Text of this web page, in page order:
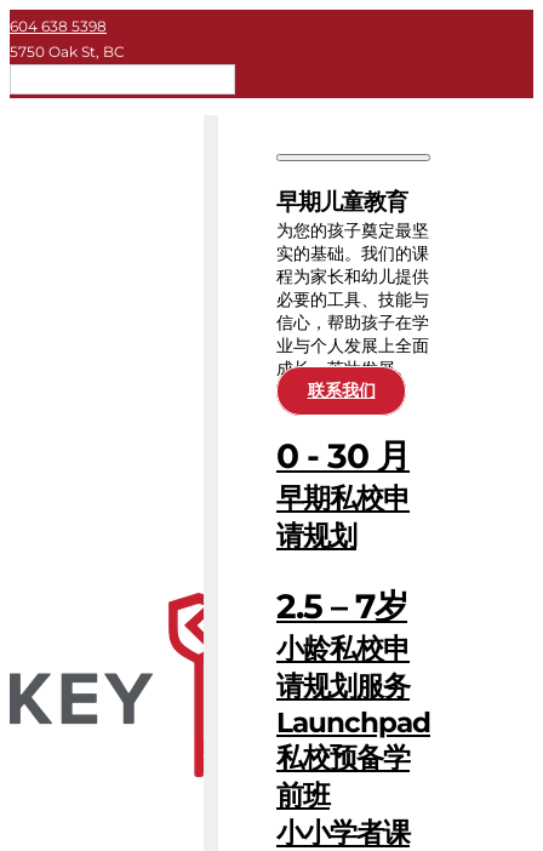
604 638 5398
5750 Oak St, BC
私立学校
大学
关于KEY
教育资源
早期儿童教育
为您的孩子奠定最坚
实的基础。我们的课
程为家长和幼儿提供
必要的工具、技能与
信心，帮助孩子在学
业与个人发展上全面
成长、茁壮发展。
联系我们
0 - 30 月
早期私校申
请规划
2.5 – 7岁
小龄私校申
请规划服务
Launchpad
私校预备学
前班
小小学者课